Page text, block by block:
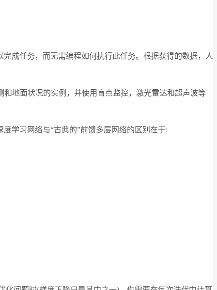
成任务，而无需编程如何执行此任务。根据获得的数据，人
地面状况的实例，并使用盲点监控，激光雷达和超声波等
学习网络与“古典的”前馈多层网络的区别在于: